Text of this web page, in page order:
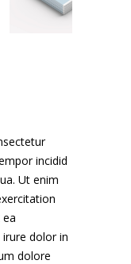
incidid
Ut enim
dolor in
dolore